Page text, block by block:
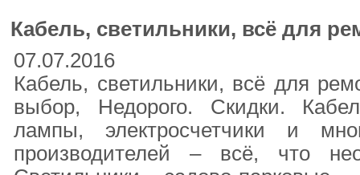
Кабель, светильники, всё для
07.07.2016
Кабель, светильники, всё для
выбор, Недорого. Скидки.
лампы, электросчетчики и
производителей – всё, что